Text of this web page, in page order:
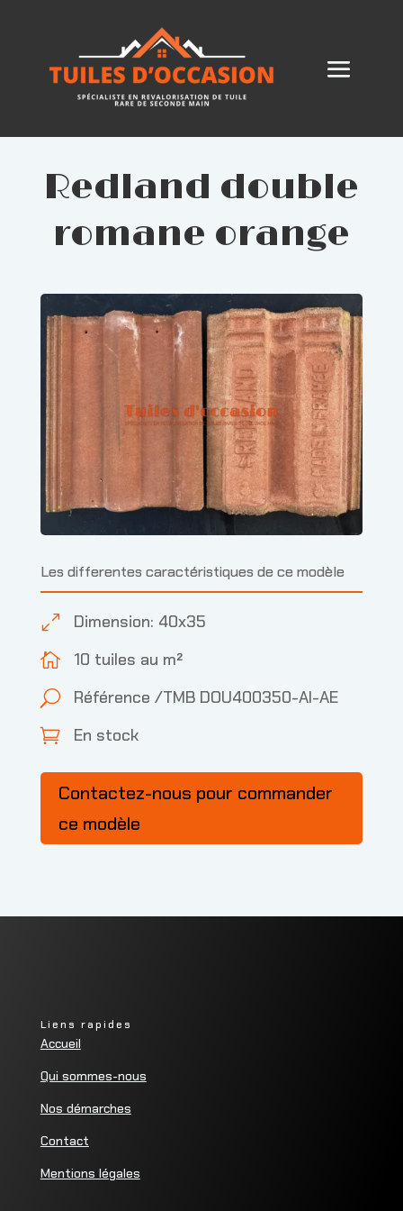
Redland double
romane orange
Les differentes caractéristiques de ce modèle
0 Dimension: 40x35
 10 tuiles au m²
U Référence /TMB DOU400350-AI-AE
 En stock
Contactez-nous pour commander
ce modèle
Liens rapides
Accueil
Qui sommes-nous
Nos démarches
Contact
Mentions légales